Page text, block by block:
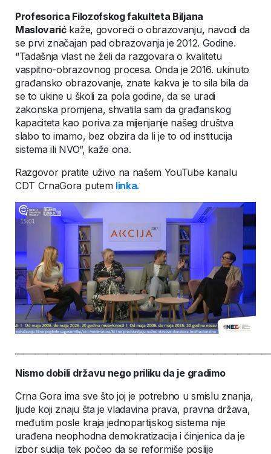
Profesorica Filozofskog fakulteta Biljana
Maslovarićkaže, govoreći o obrazovanju, navodi da
se prvi značajan pad obrazovanja je 2012. Godine.
“Tadašnja vlast ne želi da razgovara o kvalitetu
vaspitno-obrazovnog procesa. Onda je 2016. ukinuto
građansko obrazovanje, znate kakva je to sila bila da
se to ukine u školi za pola godine, da se uradi
zakonska promjena, shvatila sam da građanskog
kapaciteta kao poriva za mijenjanje našeg društva
slabo to imamo, bez obzira da li je to od institucija
sistema ili NVO”, kaže ona.
Razgovor pratite uživo na našem YouTube kanalu
CDT CrnaGora putem linka.
Nismo dobili državu nego priliku da je gradimo
Crna Gora ima sve što joj je potrebno u smislu znanja,
ljude koji znaju šta je vladavina prava, pravna država,
međutim posle kraja jednopartijskog sistema nije
urađena neophodna demokratizacija i činjenica da je
izbor sudija tek počeo da se reformiše poslije